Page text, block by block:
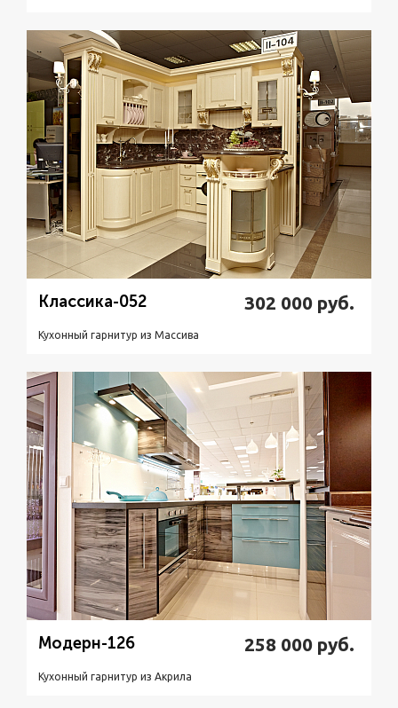
Подробнее Узнать стоимость
Классика-052 302 000 руб.
Кухонный гарнитур из Массивa
Подробнее Узнать стоимость
Модерн-126 258 000 руб.
Кухонный гарнитур из Акрилa